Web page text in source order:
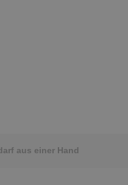
aus einer Hand